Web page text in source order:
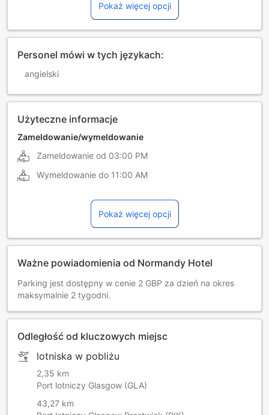
Pokaż więcej opcji
Personel mówi w tych językach:
angielski
Użyteczne informacje
Zameldowanie/wymeldowanie
Zameldowanie od 03:00 PM
Wymeldowanie do 11:00 AM
Pokaż więcej opcji
Ważne powiadomienia od Normandy Hotel
Parking jest dostępny w cenie 2 GBP za dzień na okres
maksymalnie 2 tygodni.
Odległość od kluczowych miejsc
lotniska w pobliżu
2,35 km
Port lotniczy Glasgow (GLA)
43,27 km